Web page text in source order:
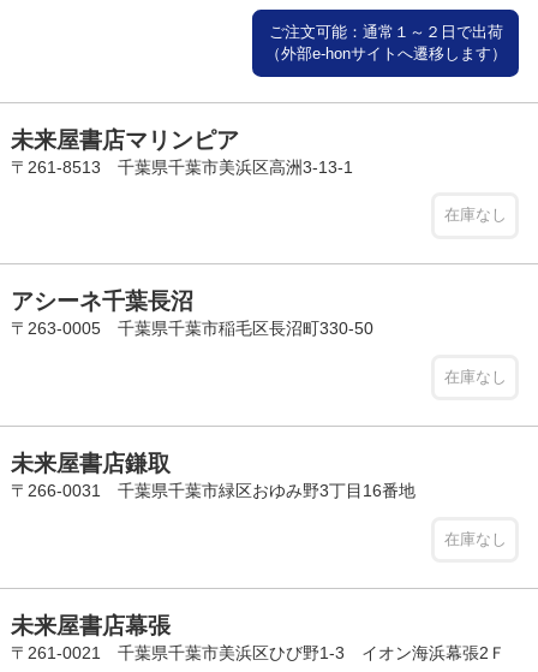
ご注文可能：通常１～２日で出荷
（外部e-honサイトへ遷移します）
未来屋書店マリンピア
〒261-8513 千葉県千葉市美浜区高洲3-13-1
在庫なし
アシーネ千葉長沼
〒263-0005 千葉県千葉市稲毛区長沼町330-50
在庫なし
未来屋書店鎌取
〒266-0031 千葉県千葉市緑区おゆみ野3丁目16番地
在庫なし
未来屋書店幕張
〒261-0021 千葉県千葉市美浜区ひび野1-3 イオン海浜幕張2Ｆ